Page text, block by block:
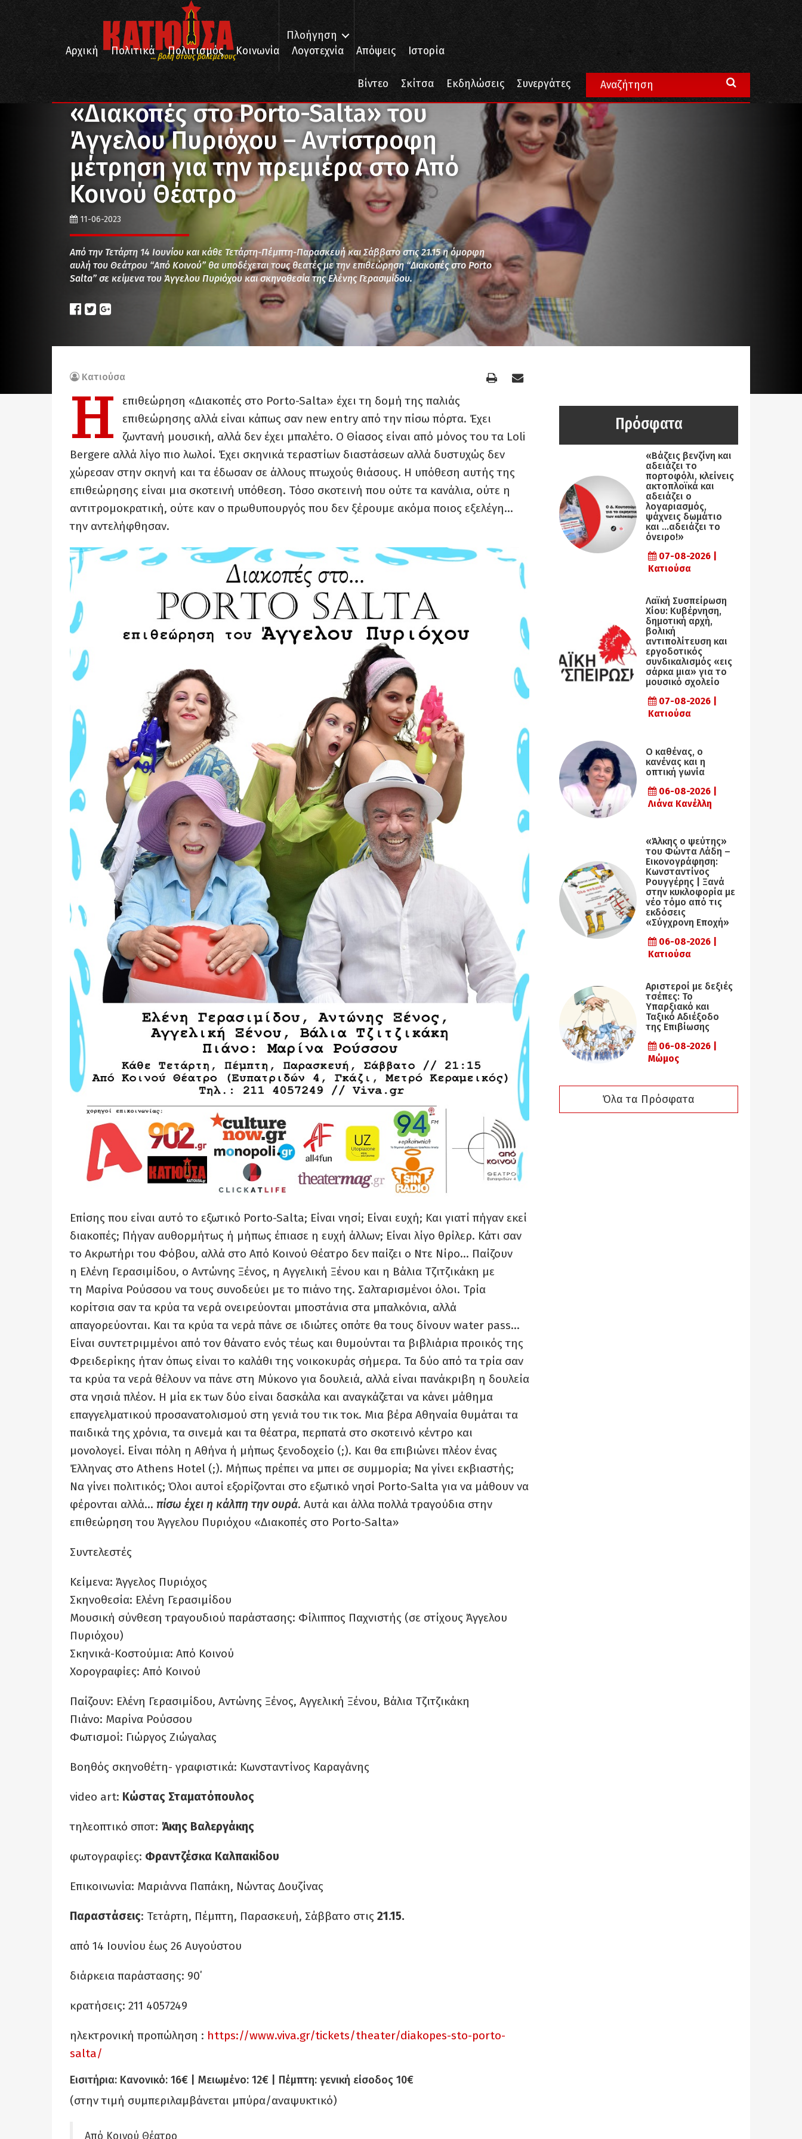
... βολή στους βολεμένους
Πλοήγηση
Αρχική
Πολιτικά Πολιτισμός Κοινωνία Λογοτεχνία Απόψεις Ιστορία
Βίντεο Σκίτσα Εκδηλώσεις Συνεργάτες
Πολιτισμός «Διακοπές στο Porto-Salta» του Άγγελου Πυριόχου – Αντίστροφη μέτρηση για την πρεμιέρα στο Από Κοινού Θέατρο
«Διακοπές στο Porto-Salta» του
Άγγελου Πυριόχου – Αντίστροφη
μέτρηση για την πρεμιέρα στο Από
Κοινού Θέατρο
11-06-2023
Από την Τετάρτη 14 Ιουνίου και κάθε Τετάρτη-Πέμπτη-Παρασκευή και Σάββατο στις 21.15 η όμορφη
αυλή του Θεάτρου “Από Κοινού” θα υποδέχεται τους θεατές με την επιθεώρηση “Διακοπές στο Porto
Salta” σε κείμενα του Άγγελου Πυριόχου και σκηνοθεσία της Ελένης Γερασιμίδου.
Κατιούσα
Η
επιθεώρηση «Διακοπές στο Porto-Salta» έχει τη δομή της παλιάς
επιθεώρησης αλλά είναι κάπως σαν new entry από την πίσω πόρτα. Έχει
ζωντανή μουσική, αλλά δεν έχει μπαλέτο. Ο Θίασος είναι από μόνος του τα Loli
Bergere αλλά λίγο πιο λωλοί. Έχει σκηνικά τεραστίων διαστάσεων αλλά δυστυχώς δεν
χώρεσαν στην σκηνή και τα έδωσαν σε άλλους πτωχούς θιάσους. Η υπόθεση αυτής της
επιθεώρησης είναι μια σκοτεινή υπόθεση. Τόσο σκοτεινή που ούτε τα κανάλια, ούτε η
αντιτρομοκρατική, ούτε καν ο πρωθυπουργός που δεν ξέρουμε ακόμα ποιος εξελέγη…
την αντελήφθησαν.
Επίσης που είναι αυτό το εξωτικό Porto-Salta; Είναι νησί; Είναι ευχή; Και γιατί πήγαν εκεί
διακοπές; Πήγαν αυθορμήτως ή μήπως έπιασε η ευχή άλλων; Είναι λίγο θρίλερ. Κάτι σαν
το Ακρωτήρι του Φόβου, αλλά στο Από Κοινού Θέατρο δεν παίζει ο Ντε Νίρο… Παίζουν
η Ελένη Γερασιμίδου, ο Αντώνης Ξένος, η Αγγελική Ξένου και η Βάλια Τζιτζικάκη με
τη Μαρίνα Ρούσσου να τους συνοδεύει με το πιάνο της. Σαλταρισμένοι όλοι. Τρία
κορίτσια σαν τα κρύα τα νερά ονειρεύονται μποστάνια στα μπαλκόνια, αλλά
απαγορεύονται. Και τα κρύα τα νερά πάνε σε ιδιώτες οπότε θα τους δίνουν water pass…
Είναι συντετριμμένοι από τον θάνατο ενός τέως και θυμούνται τα βιβλιάρια προικός της
Φρειδερίκης ήταν όπως είναι το καλάθι της νοικοκυράς σήμερα. Τα δύο από τα τρία σαν
τα κρύα τα νερά θέλουν να πάνε στη Μύκονο για δουλειά, αλλά είναι πανάκριβη η δουλεία
στα νησιά πλέον. Η μία εκ των δύο είναι δασκάλα και αναγκάζεται να κάνει μάθημα
επαγγελματικού προσανατολισμού στη γενιά του τικ τοκ. Μια βέρα Αθηναία θυμάται τα
παιδικά της χρόνια, τα σινεμά και τα θέατρα, περπατά στο σκοτεινό κέντρο και
μονολογεί. Είναι πόλη η Αθήνα ή μήπως ξενοδοχείο (;). Και θα επιβιώνει πλέον ένας
Έλληνας στο Athens Hotel (;). Μήπως πρέπει να μπει σε συμμορία; Να γίνει εκβιαστής;
Να γίνει πολιτικός; Όλοι αυτοί εξορίζονται στο εξωτικό νησί Porto-Salta για να μάθουν να
φέρονται αλλά… πίσω έχει η κάλπη την ουρά. Αυτά και άλλα πολλά τραγούδια στην
επιθεώρηση του Άγγελου Πυριόχου «Διακοπές στο Porto-Salta»
Συντελεστές
Κείμενα: Άγγελος Πυριόχος
Σκηνοθεσία: Ελένη Γερασιμίδου
Μουσική σύνθεση τραγουδιού παράστασης: Φίλιππος Παχνιστής (σε στίχους Άγγελου
Πυριόχου)
Σκηνικά-Κοστούμια: Από Κοινού
Χορογραφίες: Από Κοινού
Παίζουν: Ελένη Γερασιμίδου, Αντώνης Ξένος, Αγγελική Ξένου, Βάλια Τζιτζικάκη
Πιάνο: Μαρίνα Ρούσσου
Φωτισμοί: Γιώργος Ζιώγαλας
Βοηθός σκηνοθέτη- γραφιστικά: Κωνσταντίνος Καραγάνης
video art: Κώστας Σταματόπουλος
τηλεοπτικό σποτ: Άκης Βαλεργάκης
φωτογραφίες: Φραντζέσκα Καλπακίδου
Επικοινωνία: Μαριάννα Παπάκη, Νώντας Δουζίνας
Παραστάσεις: Τετάρτη, Πέμπτη, Παρασκευή, Σάββατο στις 21.15.
από 14 Ιουνίου έως 26 Αυγούστου
διάρκεια παράστασης: 90΄
κρατήσεις: 211 4057249
ηλεκτρονική προπώληση : https://www.viva.gr/tickets/theater/diakopes-sto-porto-
salta/
Eισιτήρια: Κανονικό: 16€ | Μειωμένο: 12€ | Πέμπτη: γενική είσοδος 10€
(στην τιμή συμπεριλαμβάνεται μπύρα/αναψυκτικό)
Από Κοινού Θέατρο
Πρόσφατα
«Βάζεις βενζίνη και
αδειάζει το
πορτοφόλι, κλείνεις
ακτοπλοϊκά και
αδειάζει ο
λογαριασμός,
ψάχνεις δωμάτιο
και …αδειάζει το
όνειρο!»
07-08-2026 |
Κατιούσα
Λαϊκή Συσπείρωση
Χίου: Κυβέρνηση,
δημοτική αρχή,
βολική
αντιπολίτευση και
εργοδοτικός
συνδικαλισμός «εις
σάρκα μια» για το
μουσικό σχολείο
07-08-2026 |
Κατιούσα
Ο καθένας, ο
κανένας και η
οπτική γωνία
06-08-2026 |
Λιάνα Κανέλλη
«Άλκης ο ψεύτης»
του Φώντα Λάδη –
Εικονογράφηση:
Κωνσταντίνος
Ρουγγέρης | Ξανά
στην κυκλοφορία με
νέο τόμο από τις
εκδόσεις
«Σύγχρονη Εποχή»
06-08-2026 |
Κατιούσα
Αριστεροί με δεξιές
τσέπες: Το
Υπαρξιακό και
Ταξικό Αδιέξοδο
της Επιβίωσης
06-08-2026 |
Μώμος
Όλα τα Πρόσφατα